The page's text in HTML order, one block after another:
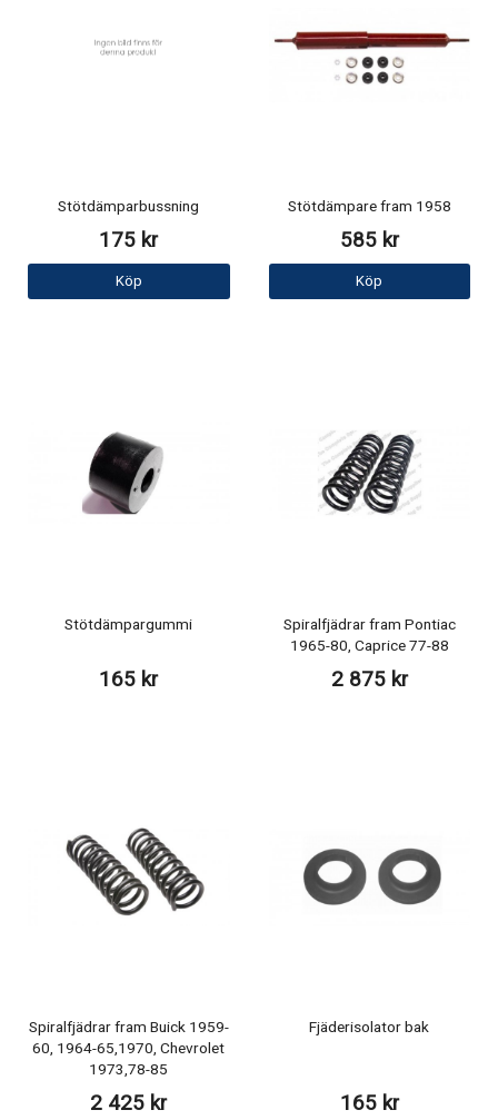
Stötdämparbussning
175 kr
Köp
Stötdämpare fram 1958
585 kr
Köp
Stötdämpargummi
165 kr
Spiralfjädrar fram Pontiac
1965-80, Caprice 77-88
2 875 kr
Spiralfjädrar fram Buick 1959-
60, 1964-65,1970, Chevrolet
1973,78-85
2 425 kr
Fjäderisolator bak
165 kr